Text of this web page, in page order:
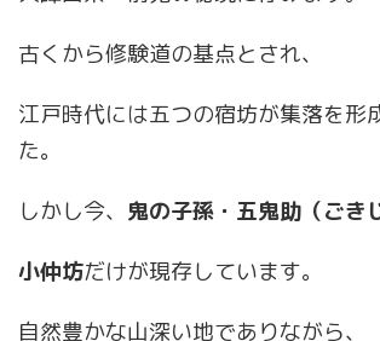
古くから修験道の基点とされ、
江戸時代には五つの宿坊が集落を形
た。
しかし今、 鬼の子孫・五鬼助（ごき
小仲坊だけが現存しています。
自然豊かな山深い地でありながら、